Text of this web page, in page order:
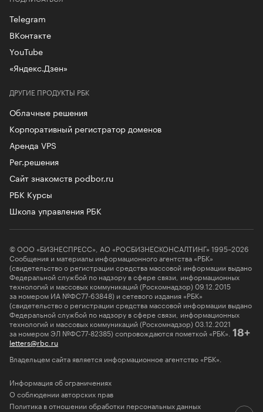
ДРУГИЕ ПРОДУКТЫ РБК
Облачные решения
Корпоративный регистратор доменов
Аренда VPS
Рег.решения
Сайт знакомств podbor.ru
РБК Курсы
Школа управления РБК
Telegram
ВКонтакте
YouTube
«Яндекс.Дзен»
© ООО «БИЗНЕСПРЕСС», АО «РОСБИЗНЕСКОНСАЛТИНГ» 1995–2026
Сообщения и материалы информационного агентства «РБК»
(свидетельство о регистрации средства массовой информации выдано
Федеральной службой по надзору в сфере связи, информационных
технологий и массовых коммуникаций (Роскомнадзор) 09.12.2015
за номером ИА №ФС77-63848) и сетевого издания «РБК»
(свидетельство о регистрации средства массовой информации выдано
Федеральной службой по надзору в сфере связи, информационных
технологий и массовых коммуникаций (Роскомнадзор) 03.12.2021
за номером ЭЛ №ФС77-82385) сопровождаются пометкой «РБК». 18+
letters@rbc.ru
Владельцем сайта является информационное агентство «РБК».
Информация об ограничениях
О соблюдении авторских прав
Политика в отношении обработки персональных данных